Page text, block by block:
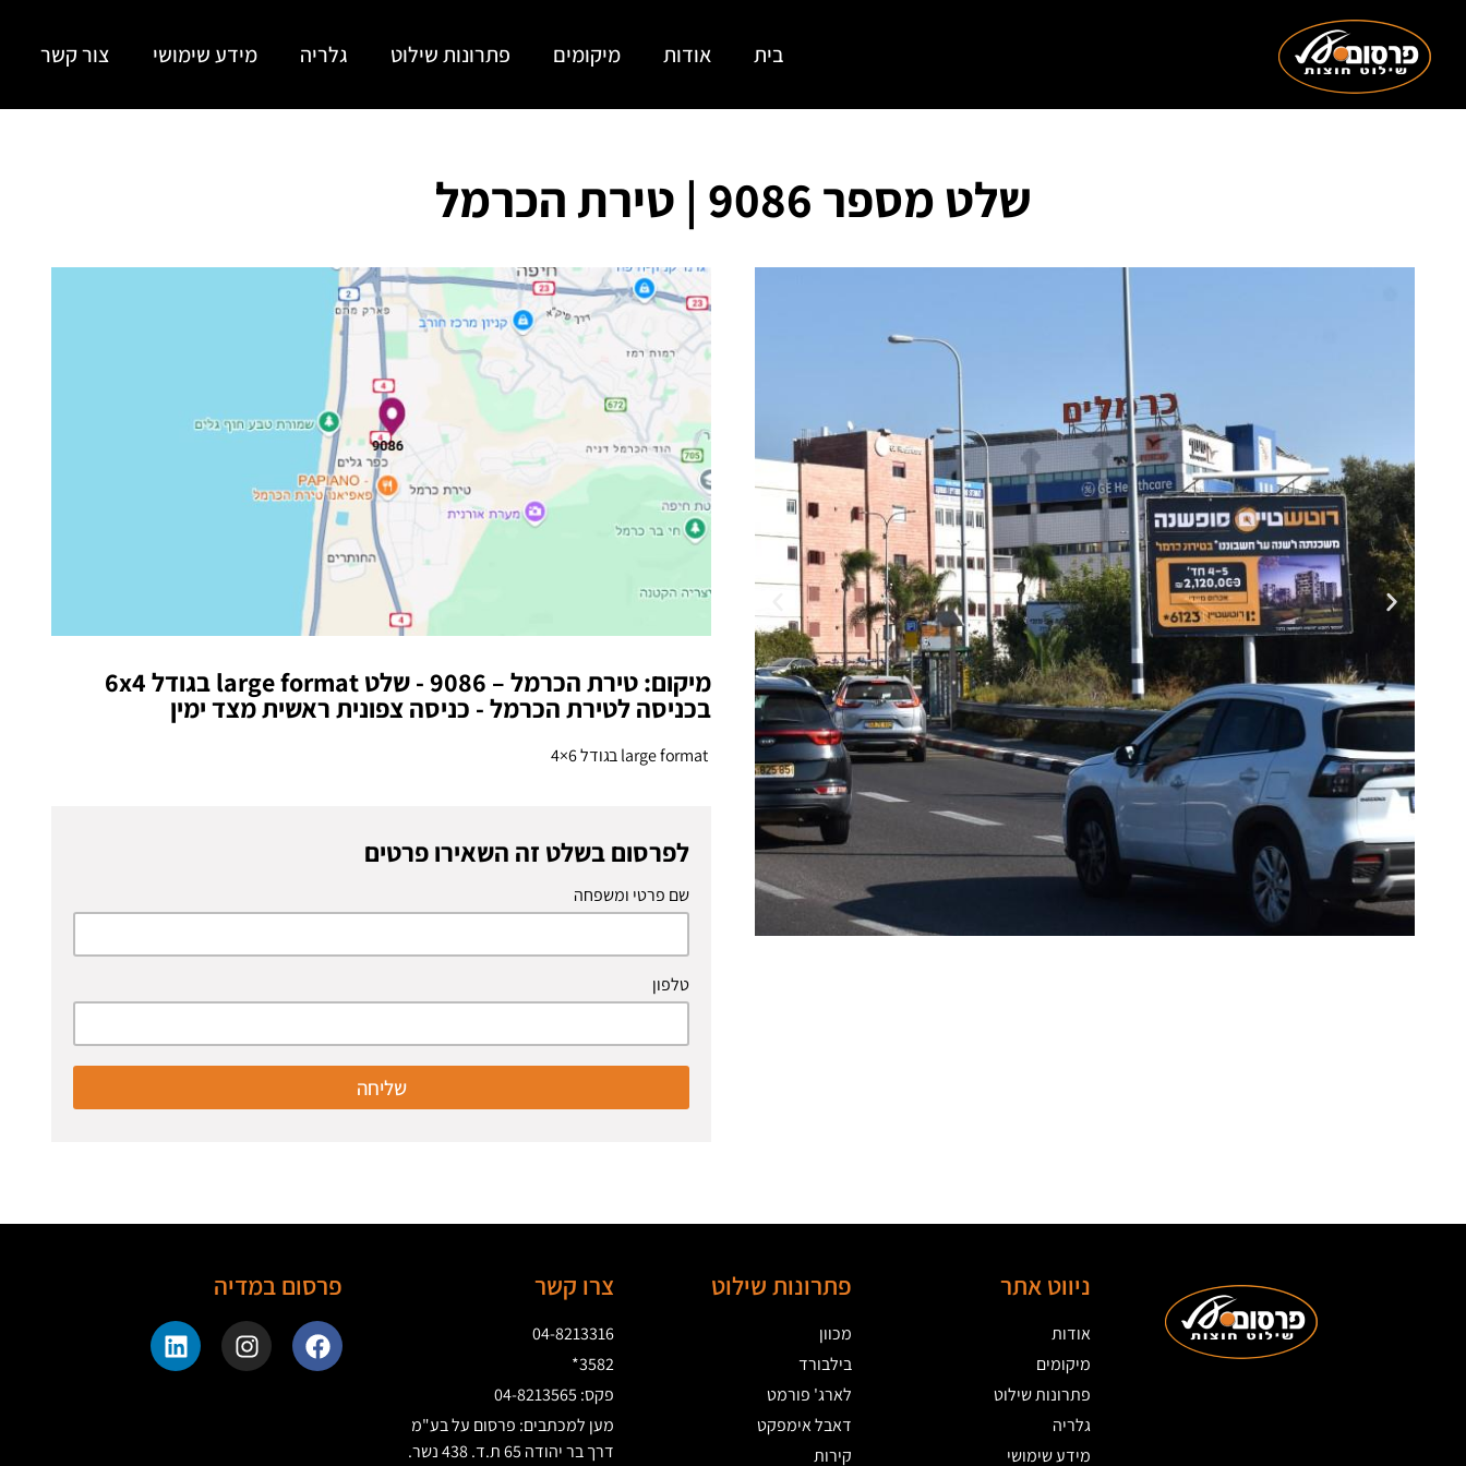
בית אודות מיקומים פתרונות שילוט גלריה מידע שימושי צור קשר
שלט מספר 9086 | טירת הכרמל
מיקום: טירת הכרמל – 9086 - שלט large format בגודל 6x4
בכניסה לטירת הכרמל - כניסה צפונית ראשית מצד ימין
לפרסום בשלט זה השאירו פרטים
שם פרטי ומשפחה
טלפון
שליחה
ניווט אתר
אודות
מיקומים
פתרונות שילוט
גלריה
מידע שימושי
פתרונות שילוט
מכוון
בילבורד
לארג' פורמט
דאבל אימפקט
קירות
צרו קשר
04-8213316
3582*
פקס: 04-8213565
מען למכתבים: פרסום על בע"מ
דרך בר יהודה 65 ת.ד. 438 נשר.
פרסום במדיה